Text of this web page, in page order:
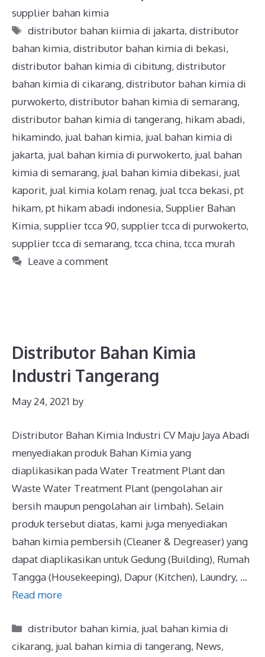
supplier bahan kimia
distributor bahan kiimia di jakarta,distributor
bahan kimia, distributor bahan kimia di bekasi,
distributor bahan kimia di cibitung, distributor
bahan kimia di cikarang, distributor bahan kimia di
purwokerto, distributor bahan kimia di semarang,
distributor bahan kimia di tangerang, hikam abadi,
hikamindo, jual bahan kimia, jual bahan kimia di
jakarta, jual bahan kimia di purwokerto, jual bahan
kimia di semarang, jual bahan kimia dibekasi, jual
kaporit, jual kimia kolam renag, jual tcca bekasi, pt
hikam, pt hikam abadi indonesia, Supplier Bahan
Kimia, supplier tcca 90, supplier tcca di purwokerto,
supplier tcca di semarang, tcca china, tcca murah
Leave a comment
Distributor Bahan Kimia
Industri Tangerang
May 24, 2021 by
Distributor Bahan Kimia Industri CV Maju Jaya Abadi
menyediakan produk Bahan Kimia yang
diaplikasikan pada Water Treatment Plant dan
Waste Water Treatment Plant (pengolahan air
bersih maupun pengolahan air limbah). Selain
produk tersebut diatas, kami juga menyediakan
bahan kimia pembersih (Cleaner & Degreaser) yang
dapat diaplikasikan untuk Gedung (Building), Rumah
Tangga (Housekeeping), Dapur (Kitchen), Laundry, …
Read more
distributor bahan kimia, jual bahan kimia di
cikarang, jual bahan kimia di tangerang, News,